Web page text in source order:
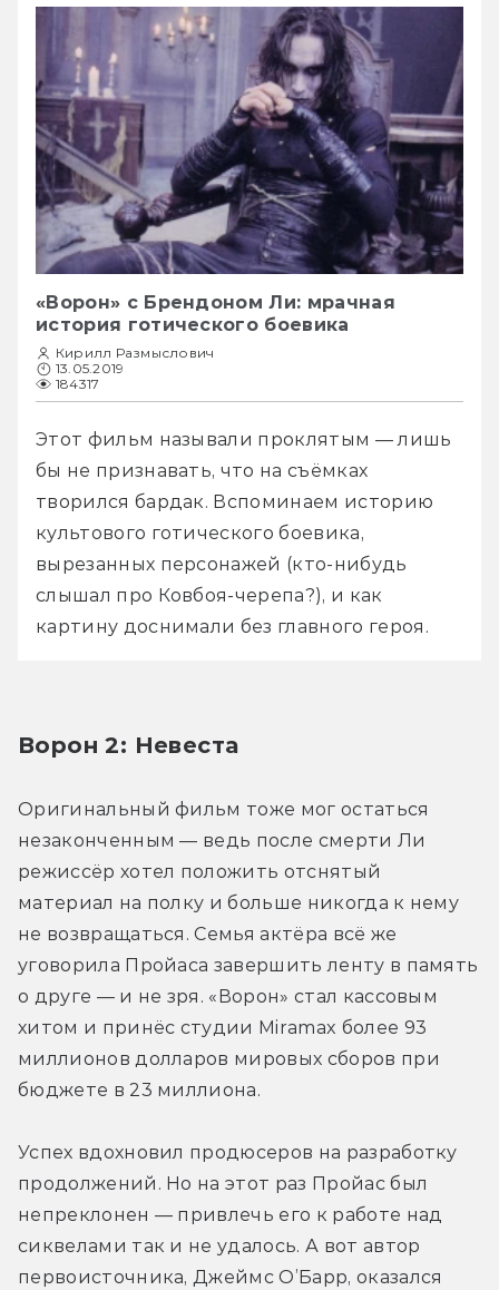
«Ворон» с Брендоном Ли: мрачная
история готического боевика
Кирилл Размыслович
13.05.2019
184317
Этот фильм называли проклятым — лишь
бы не признавать, что на съёмках
творился бардак. Вспоминаем историю
культового готического боевика,
вырезанных персонажей (кто-нибудь
слышал про Ковбоя-черепа?), и как
картину доснимали без главного героя.
Ворон 2: Невеста
Оригинальный фильм тоже мог остаться
незаконченным — ведь после смерти Ли
режиссёр хотел положить отснятый
материал на полку и больше никогда к нему
не возвращаться. Семья актёра всё же
уговорила Пройаса завершить ленту в память
о друге — и не зря. «Ворон» стал кассовым
хитом и принёс студии Miramax более 93
миллионов долларов мировых сборов при
бюджете в 23 миллиона.
Успех вдохновил продюсеров на разработку
продолжений. Но на этот раз Пройас был
непреклонен — привлечь его к работе над
сиквелами так и не удалось. А вот автор
первоисточника, Джеймс О’Барр, оказался